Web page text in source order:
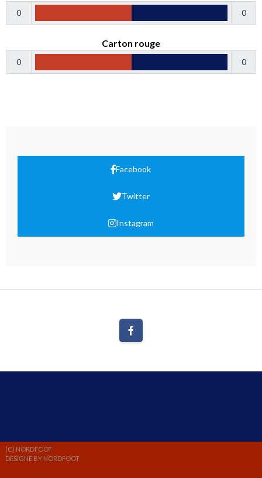
0 0
Carton rouge
0 0
Facebook
Twitter
Instagram
(C) NORDFOOT
DESIGNE BY NORDFOOT